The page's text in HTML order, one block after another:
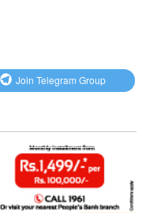
Join Telegram Group